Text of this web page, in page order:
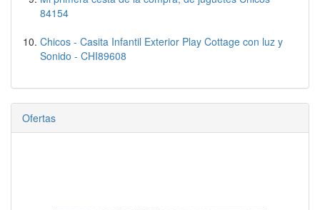
84154
Chicos - Casita Infantil Exterior Play Cottage con luz y
Sonido - CHI89608
Ofertas